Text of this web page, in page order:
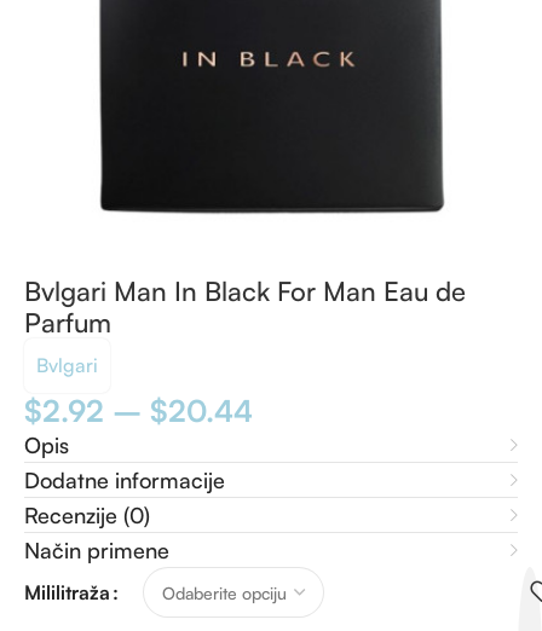
Bvlgari Man In Black For Man Eau de
Parfum
Bvlgari
$2.92 – $20.44
Opis
Dodatne informacije
Recenzije (0)
Način primene
Mililitraža